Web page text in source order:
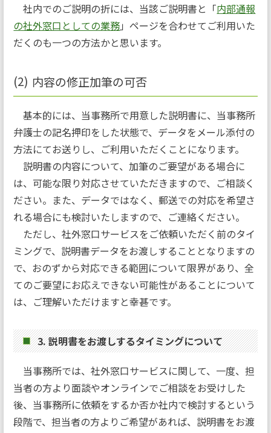
社内でのご説明の折には、当該ご説明書と「内部通報
の社外窓口としての業務」ページを合わせてご利用いた
だくのも一つの方法かと思います。
内容の修正加筆の可否
基本的には、当事務所で用意した説明書に、当事務所
弁護士の記名押印をした状態で、データをメール添付の
方法にてお送りし、ご利用いただくことになります。
説明書の内容について、加筆のご要望がある場合に
は、可能な限り対応させていただきますので、ご相談く
ださい。また、データではなく、郵送での対応を希望さ
れる場合にも検討いたしますので、ご連絡ください。
ただし、社外窓口サービスをご依頼いただく前のタイ
ミングで、説明書データをお渡しすることとなりますの
で、おのずから対応できる範囲について限界があり、全
てのご要望にお応えできない可能性があることについて
は、ご理解いただけますと幸甚です。
3. 説明書をお渡しするタイミングについて
当事務所では、社外窓口サービスに関して、一度、担
当者の方より面談やオンラインでご相談をお受けした
後、当事務所に依頼をするか否か社内で検討するという
段階で、担当者の方よりご希望があれば、説明書をお渡